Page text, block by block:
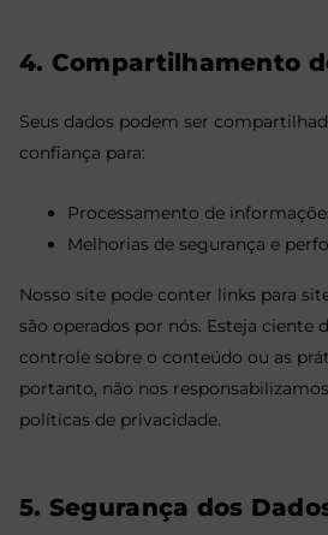
4. Compartilhamento
Seus dados podem ser
confiança para:
Processamento de
Melhorias de segurança e
Nosso site pode conter links para
são operados por nós. Esteja ciente
controle sobre o conteúdo ou as
portanto, não nos
políticas de privacidade.
5. Segurança dos